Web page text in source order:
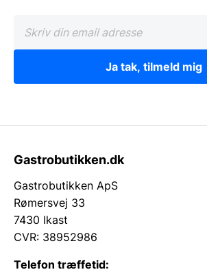
Ja tak, tilmeld mig
Gastrobutikken.dk
Gastrobutikken ApS
Rømersvej 33
7430 Ikast
CVR: 38952986
Telefon træffetid: